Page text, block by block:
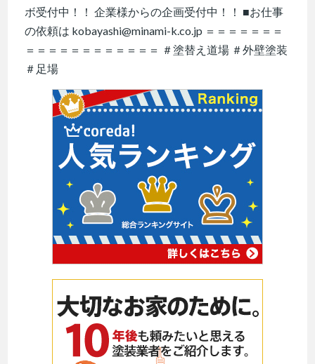
ボ受付中！！ 企業様からの企画受付中！！ ■お仕事
の依頼は kobayashi@minami-k.co.jp ＝＝＝＝＝＝＝
＝＝＝＝＝＝＝＝＝＝＝＝ ＃塗替え道場 ＃外壁塗装
＃足場